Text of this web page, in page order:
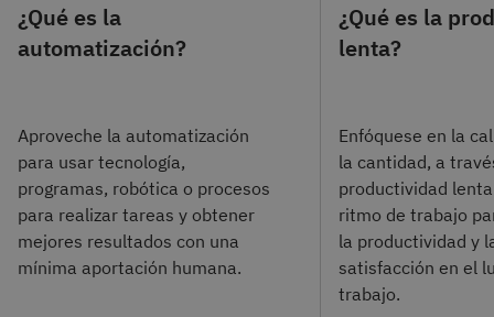
¿Qué es la
automatización?
Aproveche la automatización
para usar tecnología,
programas, robótica o procesos
para realizar tareas y obtener
mejores resultados con una
mínima aportación humana.
¿Qué es la
lenta?
Enfóquese en la
la cantidad, a
productividad
ritmo de trabajo
la productividad y
satisfacción en el
trabajo.